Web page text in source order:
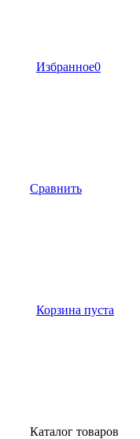
Избранное0
Сравнить
Корзина пуста
Каталог товаров